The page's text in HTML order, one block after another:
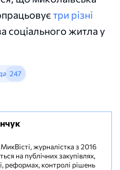
три різні
соціального житла у
247
журналістка з 2016
на публічних закупівлях,
реформах, контролі рішень